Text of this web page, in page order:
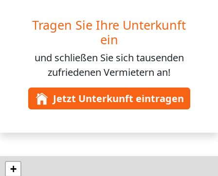
Tragen Sie Ihre Unterkunft
ein
und schließen Sie sich tausenden
zufriedenen Vermietern an!
Jetzt Unterkunft eintragen
+